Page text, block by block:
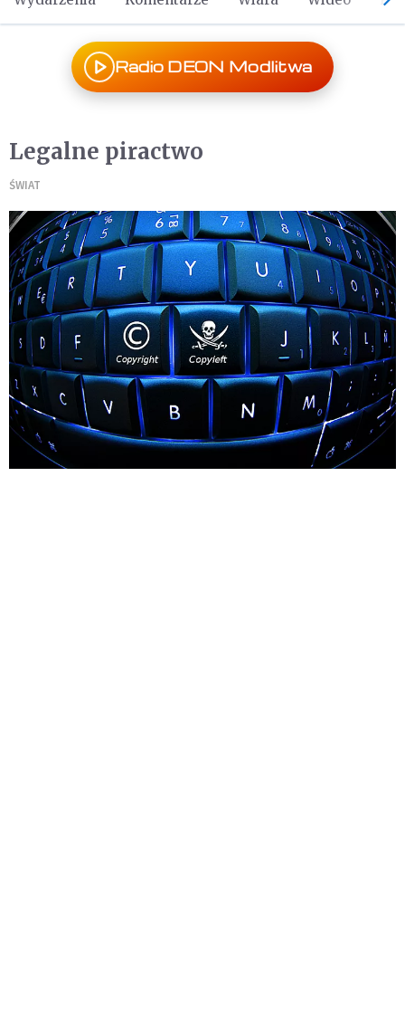
Radio DEON Modlitwa
Legalne piractwo
ŚWIAT